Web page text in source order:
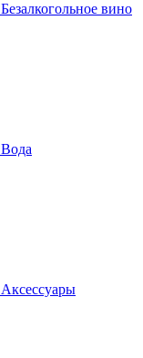
Безалкогольное вино
Вода
Аксессуары